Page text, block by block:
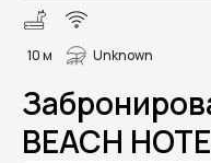
10 м Unknown
BEACH